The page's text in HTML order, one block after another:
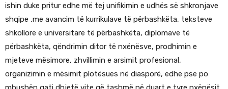
ishin duke pritur edhe më tej unifikimin e udhës së shkronjave
shqipe ,me avancim të kurrikulave të përbashkëta, teksteve
shkollore e universitare të përbashkëta, diplomave të
përbashkëta, qëndrimin ditor të nxënësve, prodhimin e
mjeteve mësimore, zhvillimin e arsimit profesional,
organizimin e mësimit plotësues në diasporë, edhe pse po